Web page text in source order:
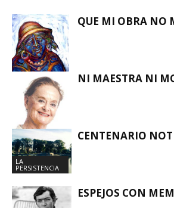
PERSISTENCIA
QUE MI OBRA NO
LA
PERSISTENCIA
NI MAESTRA NI
LA
PERSISTENCIA
CENTENARIO
ESPEJOS CON